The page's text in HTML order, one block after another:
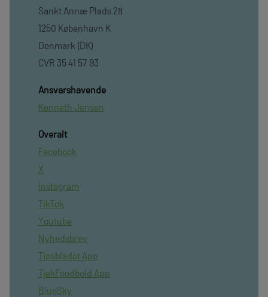
Sankt Annæ Plads 28
1250 København K
Denmark (DK)
CVR 35 41 57 93
Ansvarshavende
Kenneth Jensen
Overalt
Facebook
X
Instagram
TikTok
Youtube
Nyhedsbrev
Tipsbladet App
TjekFoodbold App
BlueSky